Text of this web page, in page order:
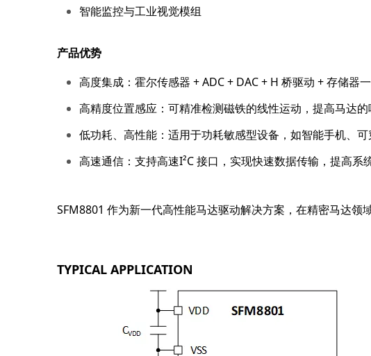
智能监控与工业视觉模组
产品优势
高度集成：霍尔传感器 + ADC + DAC + H 桥驱动 + 存储器
高精度位置感应：可精准检测磁铁的线性运动，提高马达的
低功耗、高性能：适用于功耗敏感型设备，如智能手机、可
高速通信：支持高速I²C 接口，实现快速数据传输，提高系
SFM8801 作为新一代高性能马达驱动解决方案，在精密马达领
TYPICAL APPLICATION